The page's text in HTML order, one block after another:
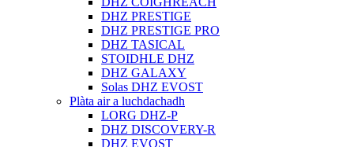
DHZ PRESTIGE
DHZ PRESTIGE PRO
DHZ TASICAL
STOIDHLE DHZ
DHZ GALAXY
Solas DHZ EVOST
Plàta air a luchdachadh
LORG DHZ-P
DHZ DISCOVERY-R
DHZ EVOST